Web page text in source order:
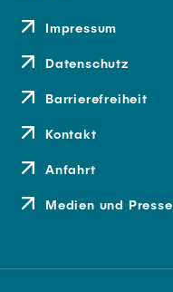
Impressum
Datenschutz
Barrierefreiheit
Kontakt
Anfahrt
Medien und Presse